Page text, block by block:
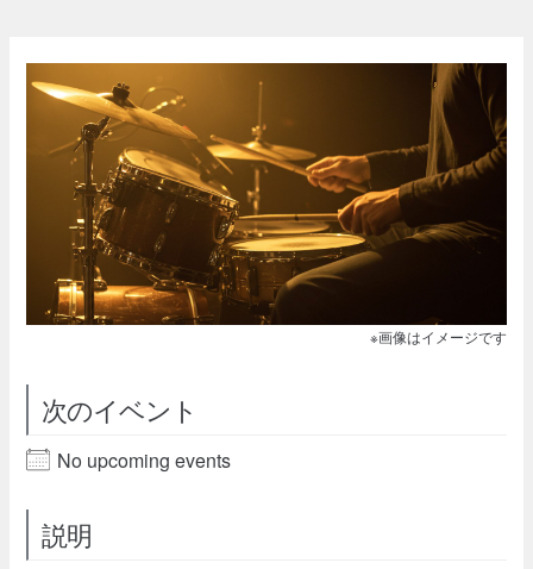
※画像はイメージです
次のイベント
No upcoming events
説明